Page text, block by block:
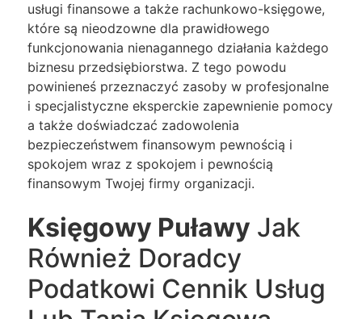
usługi finansowe a także rachunkowo-księgowe,
które są nieodzowne dla prawidłowego
funkcjonowania nienagannego działania każdego
biznesu przedsiębiorstwa. Z tego powodu
powinieneś przeznaczyć zasoby w profesjonalne
i specjalistyczne eksperckie zapewnienie pomocy
a także doświadczać zadowolenia
bezpieczeństwem finansowym pewnością i
spokojem wraz z spokojem i pewnością
finansowym Twojej firmy organizacji.
Księgowy Puławy Jak
Również Doradcy
Podatkowi Cennik Usług